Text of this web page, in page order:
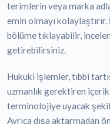
terimlerin veya marka
emin olmayı
bölüme tıklayabilir,
getirebilirsiniz.
Hukuki işlemler, tıbbi
uzmanlık gerektiren
terminolojiye uyacak
Ayrıca dışa aktarmadan